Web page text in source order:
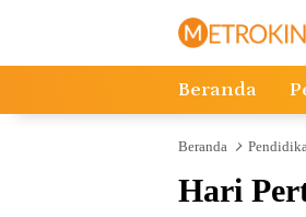
Beranda
Beranda
Hari